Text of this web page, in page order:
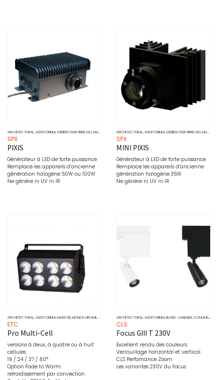
ARCHITECTURAL,AUDITORIUM,GÉNÉRATEUR FIBRE LED,MARCHÉ MONOCHROME,MUSÉO,PROJECTEURS,SOURCE
SPX
PIXIS
Générateur à LED de forte puissance
Remplace les appareils d’ancienne
génération halogène 50W ou 100W
Ne génère ni UV ni IR
ARCHITECTURAL,AUDITORIUM,GÉNÉRATEUR FIBRE LED,MARCHÉ
SPX
MINI PIXIS
Générateur à LED de forte puissance
Remplace les appareils d’ancienne
génération halogène 35W
Ne génère ni UV ni IR
ARCHITECTURAL,AUDITORIUM,MARCHÉ,MONOCHROME,PONCTUEL ,PROJECTEURS,SOURCE
ETC
Pro Multi-Cell
versions à deux, à quatre ou à huit
cellules
19 / 24 / 37 / 60°
Option Fade to Warm
refroidissement par convection
ARCHITECTURAL,AUDITORIUM,BLANC VARIABLE,COULEUR,
CLS
Focus GIII T 230V
Excellent rendu des couleurs.
Verrouillage horizontal et vertical.
CLS Perfomance Zoom.
Les variantes 230V du Focus.